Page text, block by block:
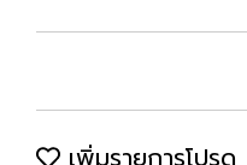
เพิ่มรายการโปรด